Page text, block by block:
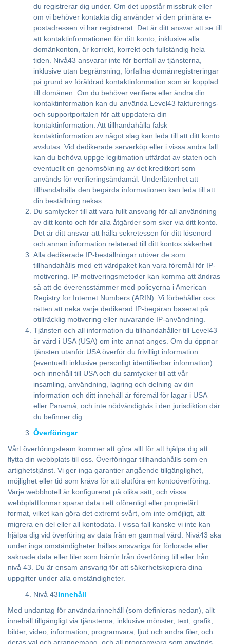
du registrerar dig under. Om det uppstår missbruk eller
om vi behöver kontakta dig använder vi den primära e-
postadressen vi har registrerat. Det är ditt ansvar att se till
att kontaktinformationen för ditt konto, inklusive alla
domänkonton, är korrekt, korrekt och fullständig hela
tiden. Nivå43 ansvarar inte för bortfall av tjänsterna,
inklusive utan begränsning, förfallna domänregistreringar
på grund av föråldrad kontaktinformation som är kopplad
till domänen. Om du behöver verifiera eller ändra din
kontaktinformation kan du använda Level43 fakturerings-
och supportportalen för att uppdatera din
kontaktinformation. Att tillhandahålla falsk
kontaktinformation av något slag kan leda till att ditt konto
avslutas. Vid dedikerade serverköp eller i vissa andra fall
kan du behöva uppge legitimation utfärdat av staten och
eventuellt en genomsökning av det kreditkort som
används för verifieringsändamål. Underlåtenhet att
tillhandahålla den begärda informationen kan leda till att
din beställning nekas.
Du samtycker till att vara fullt ansvarig för all användning
av ditt konto och för alla åtgärder som sker via ditt konto.
Det är ditt ansvar att hålla sekretessen för ditt lösenord
och annan information relaterad till ditt kontos säkerhet.
Alla dedikerade IP-beställningar utöver de som
tillhandahålls med ett värdpaket kan vara föremål för IP-
motivering. IP-motiveringsmetoder kan komma att ändras
så att de överensstämmer med policyerna i American
Registry for Internet Numbers (ARIN). Vi förbehåller oss
rätten att neka varje dedikerad IP-begäran baserat på
otillräcklig motivering eller nuvarande IP-användning.
Tjänsten och all information du tillhandahåller till Level43
är värd i USA (USA) om inte annat anges. Om du öppnar
tjänsten utanför USA överför du frivilligt information
(eventuellt inklusive personligt identifierbar information)
och innehåll till USA och du samtycker till att vår
insamling, användning, lagring och delning av din
information och ditt innehåll är föremål för lagar i USA
eller Panamá, och inte nödvändigtvis i den jurisdiktion där
du befinner dig.
Överföringar
Vårt överföringsteam kommer att göra allt för att hjälpa dig att
flytta din webbplats till oss. Överföringar tillhandahålls som en
artighetstjänst. Vi ger inga garantier angående tillgänglighet,
möjlighet eller tid som krävs för att slutföra en kontoöverföring.
Varje webbhotell är konfigurerat på olika sätt, och vissa
webbplattformar sparar data i ett oförenligt eller proprietärt
format, vilket kan göra det extremt svårt, om inte omöjligt, att
migrera en del eller all kontodata. I vissa fall kanske vi inte kan
hjälpa dig vid överföring av data från en gammal värd. Nivå43 ska
under inga omständigheter hållas ansvariga för förlorade eller
saknade data eller filer som härrör från överföring till eller från
nivå 43. Du är ensam ansvarig för att säkerhetskopiera dina
uppgifter under alla omständigheter.
Nivå 43Innehåll
Med undantag för användarinnehåll (som definieras nedan), allt
innehåll tillgängligt via tjänsterna, inklusive mönster, text, grafik,
bilder, video, information, programvara, ljud och andra filer, och